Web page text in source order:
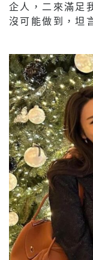
企人，二來滿足
沒可能做到，坦